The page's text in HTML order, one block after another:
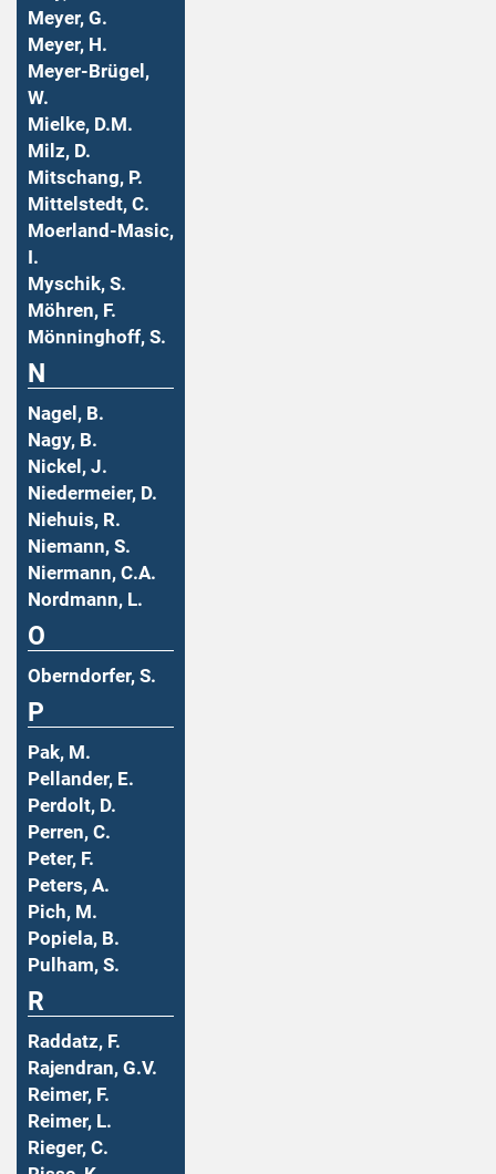
Meyer, G.
Meyer, H.
Meyer-Brügel,
W.
Mielke, D.M.
Milz, D.
Mitschang, P.
Mittelstedt, C.
Moerland-Masic,
I.
Myschik, S.
Möhren, F.
Mönninghoff, S.
N
Nagel, B.
Nagy, B.
Nickel, J.
Niedermeier, D.
Niehuis, R.
Niemann, S.
Niermann, C.A.
Nordmann, L.
O
Oberndorfer, S.
P
Pak, M.
Pellander, E.
Perdolt, D.
Perren, C.
Peter, F.
Peters, A.
Pich, M.
Popiela, B.
Pulham, S.
R
Raddatz, F.
Rajendran, G.V.
Reimer, F.
Reimer, L.
Rieger, C.